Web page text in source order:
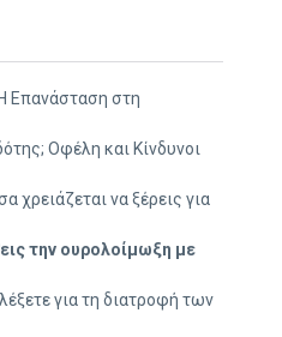
Επανάσταση στη
Οφέλη και Κίνδυνοι
χρειάζεται να ξέρεις για
την ουρολοίμωξη με
για τη διατροφή των